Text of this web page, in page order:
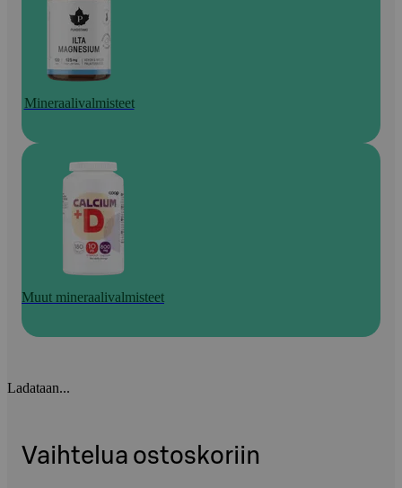
Mineraalivalmisteet
Muut mineraalivalmisteet
Ladataan...
Vaihtelua ostoskoriin